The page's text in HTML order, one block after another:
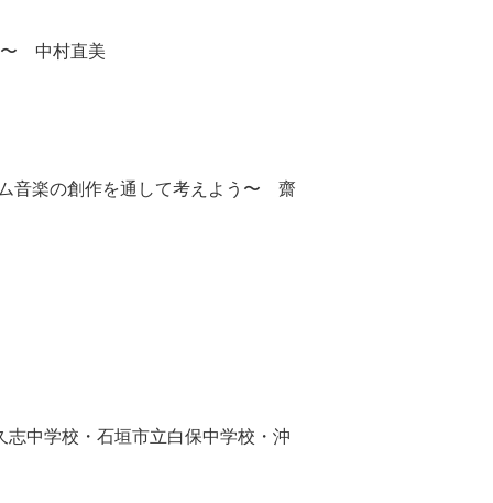
〜 中村直美
音楽の創作を通して考えよう〜 齋
中学校・石垣市立白保中学校・沖